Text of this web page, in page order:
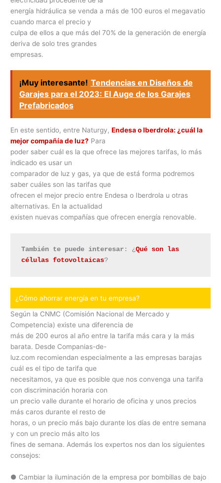
energía hidráulica se venda a más de 100 euros el megavatio
cuando marca el precio y
culpa de ellos a que más del 70% de la generación de energía
deriva de solo tres grandes
empresas.
¡Muy interesante! Tendencias en Diseños de
Garajes para el 2023: El Auge de los Garajes
Prefabricados
En este sentido, entre Naturgy,Endesa o Iberdrola: ¿cuál la
mejor compañía de luz? Para
poder saber cuál es la que ofrece las mejores tarifas, lo más
indicado es usar un
comparador de luz y gas, ya que de está forma podremos
saber cuáles son las tarifas que
ofrecen el mejor precio entre Endesa o Iberdrola u otras
alternativas. En la actualidad
existen nuevas compañías que ofrecen energía renovable.
También te puede interesar: ¿Qué son las
células fotovoltaicas?
¿Cómo ahorrar energía en tu empresa?
Según la CNMC (Comisión Nacional de Mercado y
Competencia) existe una diferencia de
más de 200 euros al año entre la tarifa más cara y la más
barata. Desde Companias-de-
luz.com recomiendan especialmente a las empresas barajas
cuál es el tipo de tarifa que
necesitamos, ya que es posible que nos convenga una tarifa
con discriminación horaria con
un precio valle durante el horario de oficina y unos precios
más caros durante el resto de
horas, o un precio más bajo durante los días de entre semana
y con un precio más alto los
fines de semana. Además los expertos nos dan los siguientes
consejos:
● Cambiar la iluminación de la empresa por bombillas de bajo